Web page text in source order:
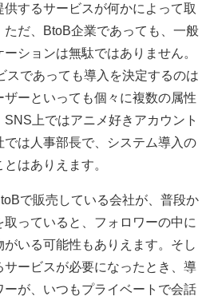
供するサービスが何かによって取
ただ、BtoB企業であっても、一般
ションは無駄ではありません。
スであっても導入を決定するのは
ザーといっても個々に複数の属性
上ではアニメ好きアカウント
は人事部長で、システム導入の
はありえます。
で販売している会社が、普段か
っていると、フォロワーの中に
いる可能性もありえます。そし
ービスが必要になったとき、導
ーが、いつもプライベートで会話